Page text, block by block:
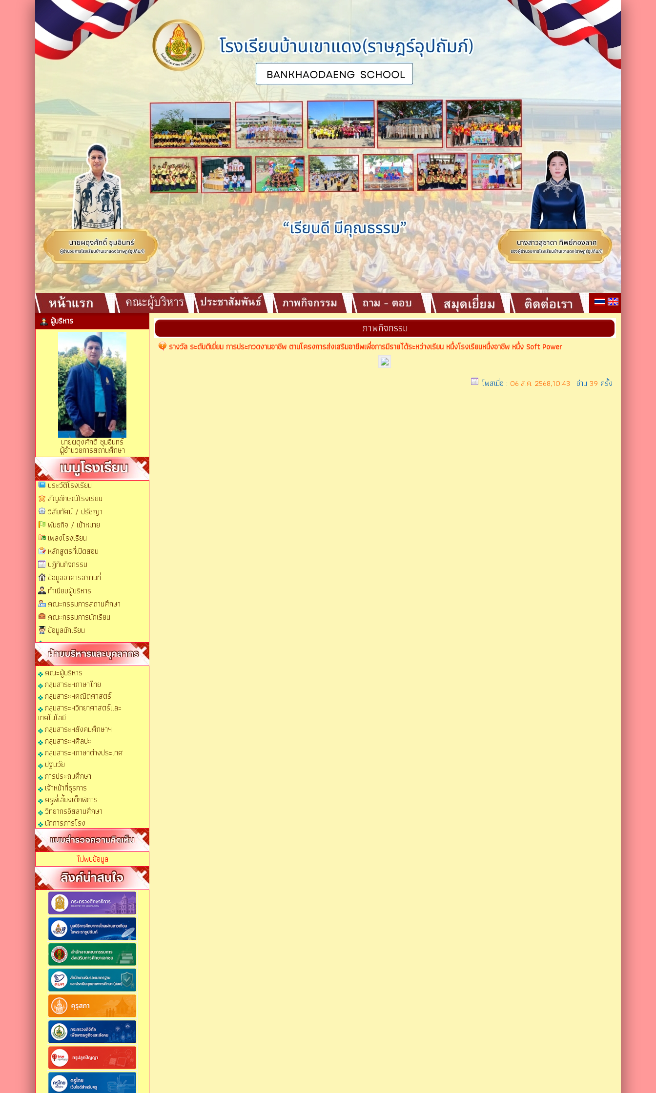
ผู้บริหาร
นายผดุงศักดิ์ ชุมอินทร์
ผู้อำนวยการสถานศึกษา
ประวัติโรงเรียน
สัญลักษณ์โรงเรียน
วิสัยทัศน์ / ปรัชญา
พันธกิจ / เป้าหมาย
เพลงโรงเรียน
หลักสูตรที่เปิดสอน
ปฏิทินกิจกรรม
ข้อมูลอาคารสถานที่
ทำเนียบผู้บริหาร
คณะกรรมการสถานศึกษา
คณะกรรมการนักเรียน
ข้อมูลนักเรียน
คณะผู้บริหาร
กลุ่มสาระฯภาษาไทย
กลุ่มสาระฯคณิตศาสตร์
กลุ่มสาระฯวิทยาศาสตร์และ
เทคโนโลยี
กลุ่มสาระฯสังคมศึกษาฯ
กลุ่มสาระฯศิลปะ
กลุ่มสาระฯภาษาต่างประเทศ
ปฐมวัย
การประถมศึกษา
เจ้าหน้าที่ธุรการ
ครูพี่เลี้ยงเด็กพิการ
วิทยากรอิสลามศึกษา
นักการภารโรง
ไม่พบข้อมูล
ภาพกิจกรรม
รางวัล ระดับดีเยี่ยม การประกวดงานอาชีพ ตามโครงการส่งเสริมอาชีพเพื่อการมีรายได้ระหว่างเรียน หนึ่งโรงเรียนหนึ่งอาชีพ หนึ่ง Soft Power
โพสเมื่อ : 06 ส.ค. 2568,10:43 อ่าน 39 ครั้ง